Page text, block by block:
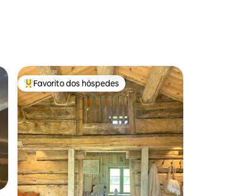
Favoritos dos hóspedes mais apreciados
Favorito dos hóspedes